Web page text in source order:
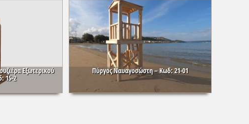
Εξωτερικού
15-2
Πύργος Ναυαγοσώστη – Κωδ: 21-01